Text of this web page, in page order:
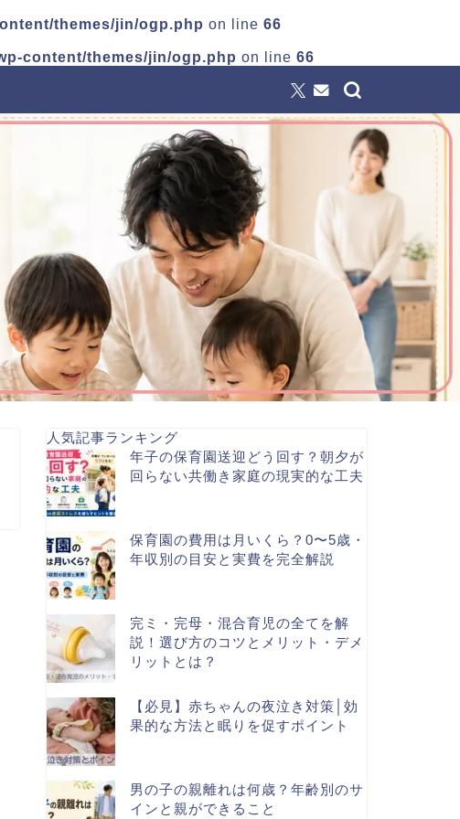
themes/jin/ogp.php on line 66
content/themes/jin/ogp.php on line 66
人気記事ランキング
年子の保育園送迎どう回す？朝夕が
回らない共働き家庭の現実的な工夫
保育園の費用は月いくら？0〜5歳・
年収別の目安と実費を完全解説
完ミ・完母・混合育児の全てを解
説！選び方のコツとメリット・デメ
リットとは？
【必見】赤ちゃんの夜泣き対策│効
果的な方法と眠りを促すポイント
男の子の親離れは何歳？年齢別のサ
インと親ができること